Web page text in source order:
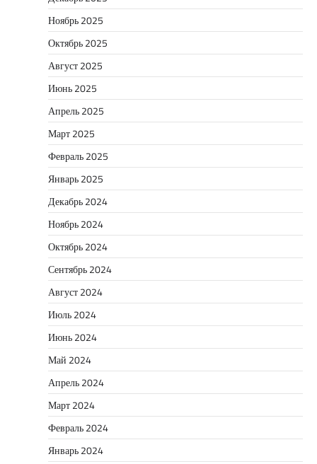
Ноябрь 2025
Октябрь 2025
Август 2025
Июнь 2025
Апрель 2025
Март 2025
Февраль 2025
Январь 2025
Декабрь 2024
Ноябрь 2024
Октябрь 2024
Сентябрь 2024
Август 2024
Июль 2024
Июнь 2024
Май 2024
Апрель 2024
Март 2024
Февраль 2024
Январь 2024